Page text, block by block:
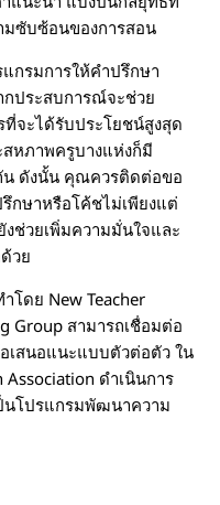
ซับซ้อนของการสอน
กรมการให้คำปรึกษา
กประสบการณ์จะช่วย
จะได้รับประโยชน์สูงสุด
หภาพครูบางแห่งก็มี
น ดังนั้น คุณควรติดต่อขอ
กษาหรือโค้ชไม่เพียงแต่
ช่วยเพิ่มความมั่นใจและ
วย
โดย New Teacher
Group สามารถเชื่อมต่อ
สนอแนะแบบตัวต่อตัว ใน
ดำเนินการ
นโปรแกรมพัฒนาความ